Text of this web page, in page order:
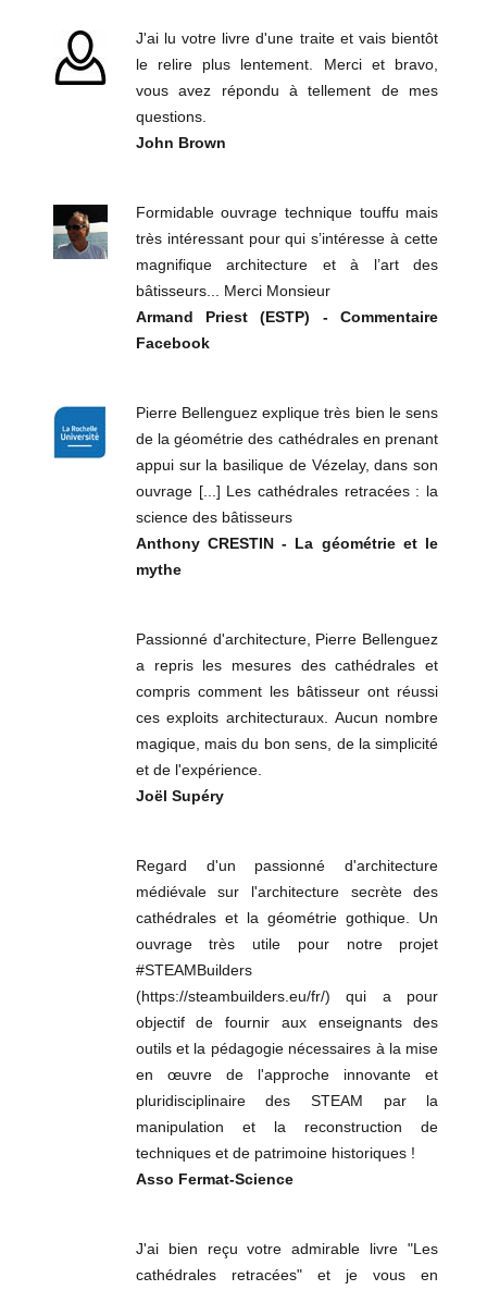
J'ai lu votre livre d'une traite et vais bientôt
le relire plus lentement. Merci et bravo,
vous avez répondu à tellement de mes
questions.
John Brown
Formidable ouvrage technique touffu mais
très intéressant pour qui s’intéresse à cette
magnifique architecture et à l’art des
bâtisseurs... Merci Monsieur
Armand Priest (ESTP) - Commentaire
Facebook
Pierre Bellenguez explique très bien le sens
de la géométrie des cathédrales en prenant
appui sur la basilique de Vézelay, dans son
ouvrage [...] Les cathédrales retracées : la
science des bâtisseurs
Anthony CRESTIN - La géométrie et le
mythe
Passionné d'architecture, Pierre Bellenguez
a repris les mesures des cathédrales et
compris comment les bâtisseur ont réussi
ces exploits architecturaux. Aucun nombre
magique, mais du bon sens, de la simplicité
et de l'expérience.
Joël Supéry
Regard d'un passionné d'architecture
médiévale sur l'architecture secrète des
cathédrales et la géométrie gothique. Un
ouvrage très utile pour notre projet
#STEAMBuilders
(https://steambuilders.eu/fr/) qui a pour
objectif de fournir aux enseignants des
outils et la pédagogie nécessaires à la mise
en œuvre de l'approche innovante et
pluridisciplinaire des STEAM par la
manipulation et la reconstruction de
techniques et de patrimoine historiques !
Asso Fermat-Science
J'ai bien reçu votre admirable livre "Les
cathédrales retracées" et je vous en